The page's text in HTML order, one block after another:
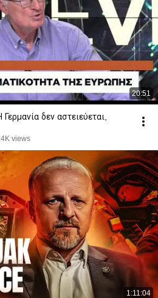
20:51
δεν αστειεύεται,
views
1:11:04